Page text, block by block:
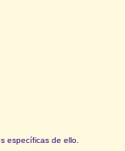
específicas de ello.